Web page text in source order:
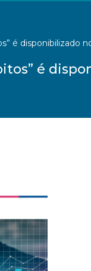
é disponibilizado
é